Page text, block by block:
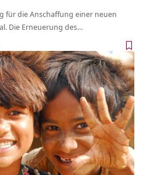
für die Anschaffung einer neuen
Die Erneuerung des…